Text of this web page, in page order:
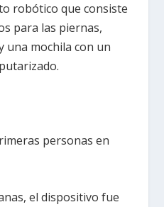
robótico que consiste
para las piernas,
una mochila con un
personas en
el dispositivo fue